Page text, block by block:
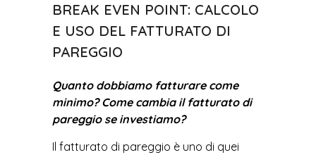
BREAK EVEN POINT: CALCOLO
E USO DEL FATTURATO DI
PAREGGIO
Quanto dobbiamo fatturare come
minimo? Come cambia il fatturato di
pareggio se investiamo?
Il fatturato di pareggio è uno di quei